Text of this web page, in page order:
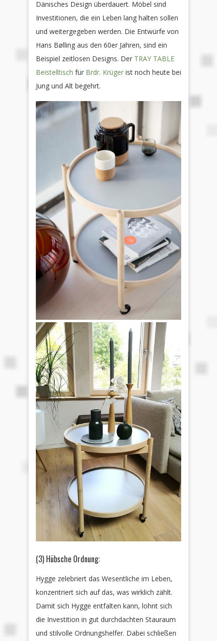
Dänisches Design überdauert. Möbel sind
Investitionen, die ein Leben lang halten sollen
und weitergegeben werden. Die Entwürfe von
Hans Bølling aus den 60er Jahren, sind ein
Beispiel zeitlosen Designs. Der TRAY TABLE
Beistelltisch für Brdr. Krüger ist noch heute bei
Jung und Alt begehrt.
(3) Hübsche Ordnung:
Hygge zelebriert das Wesentliche im Leben,
konzentriert sich auf das, was wirklich zählt.
Damit sich Hygge entfalten kann, lohnt sich
die Investition in gut durchdachten Stauraum
und stilvolle Ordnungshelfer. Dabei schließen